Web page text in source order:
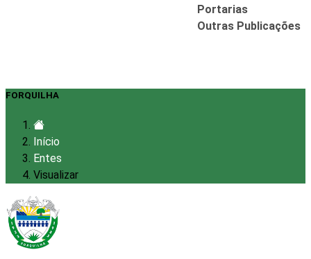
Portarias
Outras Publicações
FORQUILHA
Início
Entes
Visualizar